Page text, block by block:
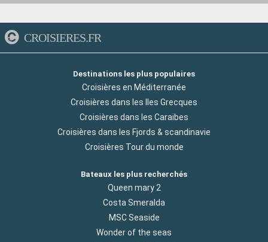
CROISIERES.FR
Destinations les plus populaires
Croisières en Méditerranée
Croisières dans les Iles Grecques
Croisières dans les Caraibes
Croisières dans les Fjords & scandinavie
Croisières Tour du monde
Bateaux les plus recherchés
Queen mary 2
Costa Smeralda
MSC Seaside
Wonder of the seas